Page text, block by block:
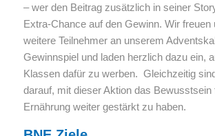
– wer den Beitrag zusätzlich in seiner
Extra-Chance auf den Gewinn. Wir freuen
weitere Teilnehmer an unserem
Gewinnspiel und laden herzlich dazu ein,
Klassen dafür zu werben. Gleichzeitig
darauf, mit dieser Aktion das Bewusstsein
Ernährung weiter gestärkt zu haben.